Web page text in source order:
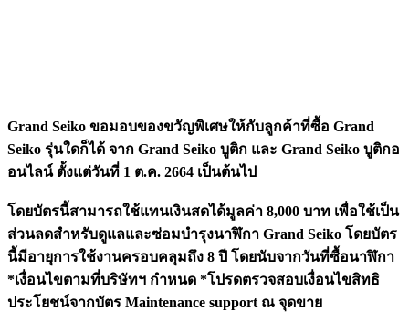
Grand Seiko ขอมอบของขวัญพิเศษให้กับลูกค้าที่ซื้อ Grand
Seiko รุ่นใดก็ได้ จาก Grand Seiko บูติก และ Grand Seiko บูติกอ
อนไลน์ ตั้งแต่วันที่ 1 ต.ค. 2664 เป็นต้นไป
โดยบัตรนี้สามารถใช้แทนเงินสดได้มูลค่า 8,000 บาท เพื่อใช้เป็น
ส่วนลดสำหรับดูแลและซ่อมบำรุงนาฬิกา Grand Seiko โดยบัตร
นี้มีอายุการใช้งานครอบคลุมถึง 8 ปี โดยนับจากวันที่ซื้อนาฬิกา
*เงื่อนไขตามที่บริษัทฯ กำหนด *โปรดตรวจสอบเงื่อนไขสิทธิ
ประโยชน์จากบัตร Maintenance support ณ จุดขาย